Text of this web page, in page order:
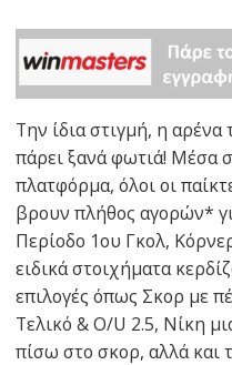
Την ίδια στιγμή, η αρένα
πάρει ξανά φωτιά! Μέσα
πλατφόρμα, όλοι οι
βρουν πλήθος αγορών*
Περίοδο 1ου Γκολ,
ειδικά στοιχήματα
επιλογές όπως Σκορ με
Τελικό & O/U 2.5, Νίκη
πίσω στο σκορ, αλλά και